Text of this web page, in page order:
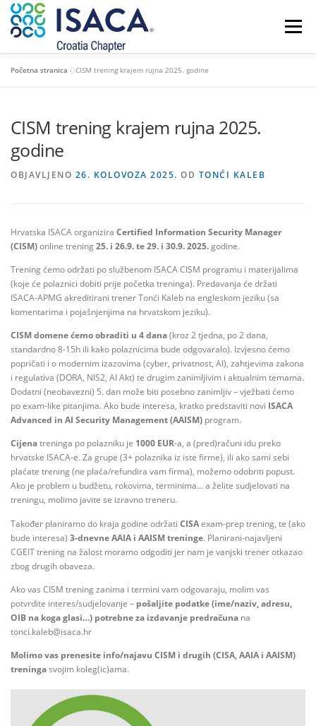
Preskoči
sadržaj
Izbornik
NOVOSTI KONTAKT
Početna stranica »CISM trening krajem rujna 2025. godine
CISM trening krajem rujna 2025.
godine
OBJAVLJENO 26. KOLOVOZA 2025. OD TONĆI KALEB
Hrvatska ISACA organizira Certified Information Security Manager
(CISM)online trening25. i 26.9. te 29. i 30.9. 2025.godine.
Trening ćemo održati po službenom ISACA CISM programu i materijalima
(koje će polaznici dobiti prije početka treninga). Predavanja će držati
ISACA-APMG akreditirani trener Tonći Kaleb na engleskom jeziku (sa
komentarima i pojašnjenjima na hrvatskom jeziku).
CISM domene ćemo obraditi u 4 dana(kroz 2 tjedna, po 2 dana,
standardno 8-15h ili kako polaznicima bude odgovaralo). Izvjesno ćemo
popričati i o modernim izazovima (cyber, privatnost, AI), zahtjevima zakona
i regulativa (DORA, NIS2, AI Akt) te drugim zanimljivim i aktualnim temama.
Dodatni (neobavezni) 5. dan može biti posebno zanimljiv – vježbati ćemo
po exam-like pitanjima. Ako bude interesa, kratko predstaviti novi ISACA
Advanced in AI Security Management (AAISM) program.
Cijenatreninga po polazniku je 1000 EUR-a, a (pred)računi idu preko
hrvatske ISACA-e. Za grupe (3+ polaznika iz iste firme), ili ako sami sebi
plaćate trening (ne plaća/refundira vam firma), možemo odobriti popust.
Ako je problem u budžetu, rokovima, terminima… a želite sudjelovati na
treningu, molimo javite se izravno treneru.
Također planiramo do kraja godine održati CISAexam-prep trening, te (ako
bude interesa) 3-dnevne AAIA i AAISM treninge. Planirani-najavljeni
CGEIT trening na žalost moramo odgoditi jer nam je vanjski trener otkazao
zbog drugih obaveza.
Ako vas CISM trening zanima i termini vam odgovaraju, molim vas
potvrdite interes/sudjelovanje – pošaljite podatke (ime/naziv, adresu,
OIB na koga glasi…) potrebne za izdavanje predračuna na
tonci.kaleb@isaca.hr
Molimo vas prenesite info/najavu CISM i drugih (CISA, AAIA i AAISM)
treningasvojim koleg(ic)ama.